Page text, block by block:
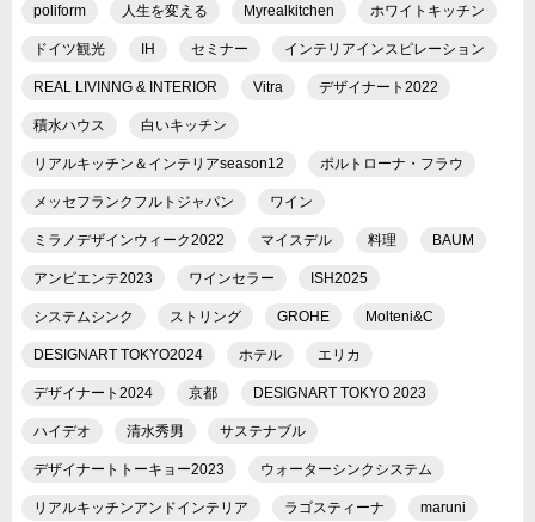
poliform 人生を変える Myrealkitchen ホワイトキッチン
ドイツ観光 IH セミナー インテリアインスピレーション
REAL LIVINNG & INTERIOR Vitra デザイナート2022
積水ハウス 白いキッチン
リアルキッチン＆インテリアseason12 ポルトローナ・フラウ
メッセフランクフルトジャパン ワイン
ミラノデザインウィーク2022 マイスデル 料理 BAUM
アンビエンテ2023 ワインセラー ISH2025
システムシンク ストリング GROHE Molteni&C
DESIGNART TOKYO2024 ホテル エリカ
デザイナート2024 京都 DESIGNART TOKYO 2023
ハイデオ 清水秀男 サステナブル
デザイナートトーキョー2023 ウォーターシンクシステム
リアルキッチンアンドインテリア ラゴスティーナ maruni